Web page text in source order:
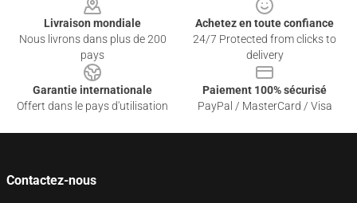
Livraison mondiale
Nous livrons dans plus de 200
pays
Achetez en toute confiance
24/7 Protected from clicks to
delivery
Garantie internationale
Offert dans le pays d'utilisation
Paiement 100% sécurisé
PayPal / MasterCard / Visa
Contactez-nous